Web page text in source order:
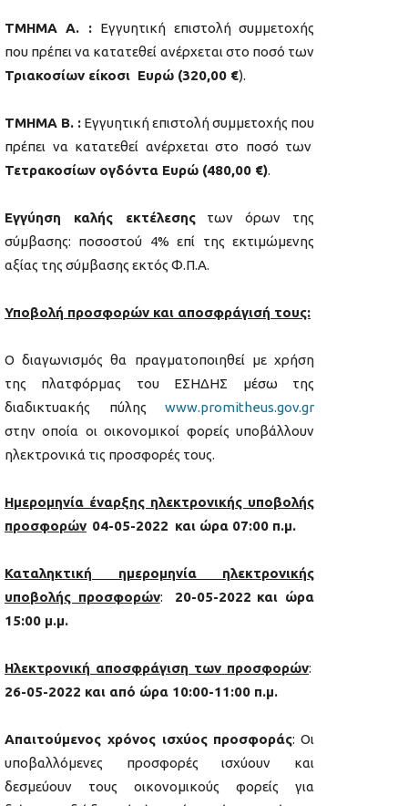
ΤΜΗΜΑ Α. : Εγγυητική επιστολή συμμετοχής
που πρέπει να κατατεθεί ανέρχεται στο ποσό των
Τριακοσίων είκοσι Ευρώ (320,00 €).
ΤΜΗΜΑ Β. : Εγγυητική επιστολή συμμετοχής που
πρέπει να κατατεθεί ανέρχεται στο ποσό των
Τετρακοσίων ογδόντα Ευρώ (480,00 €).
Εγγύηση καλής εκτέλεσηςτων όρων της
σύμβασης: ποσοστού 4% επί της εκτιμώμενης
αξίας της σύμβασης εκτός Φ.Π.Α.
Υποβολή προσφορών και αποσφράγισή τους:
Ο διαγωνισμός θα πραγματοποιηθεί με χρήση
της πλατφόρμας του ΕΣΗΔΗΣ μέσω της
διαδικτυακής πύλης www.promitheus.gov.gr
στην οποία οι οικονομικοί φορείς υποβάλλουν
ηλεκτρονικά τις προσφορές τους.
Ημερομηνία έναρξης ηλεκτρονικής υποβολής
προσφορών 04-05-2022 και ώρα 07:00 π.μ.
Καταληκτική ημερομηνία ηλεκτρονικής
υποβολής προσφορών: 20-05-2022 και ώρα
15:00 μ.μ.
Ηλεκτρονική αποσφράγιση των προσφορών:
26-05-2022 και από ώρα 10:00-11:00 π.μ.
Απαιτούμενος χρόνος ισχύος προσφοράς: Οι
υποβαλλόμενες προσφορές ισχύουν και
δεσμεύουν τους οικονομικούς φορείς για